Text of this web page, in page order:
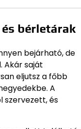
bérletárak
bejárható, de
Akár saját
eljutsz a főbb
A
szervezett, és